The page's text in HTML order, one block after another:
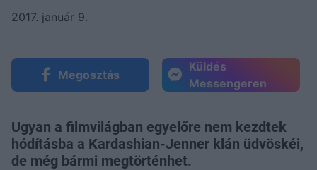
2017. január 9.
Megosztás
Küldés
Messengeren
Ugyan a filmvilágban egyelőre nem kezdtek
hódításba a Kardashian-Jenner klán üdvöskéi,
de még bármi megtörténhet.